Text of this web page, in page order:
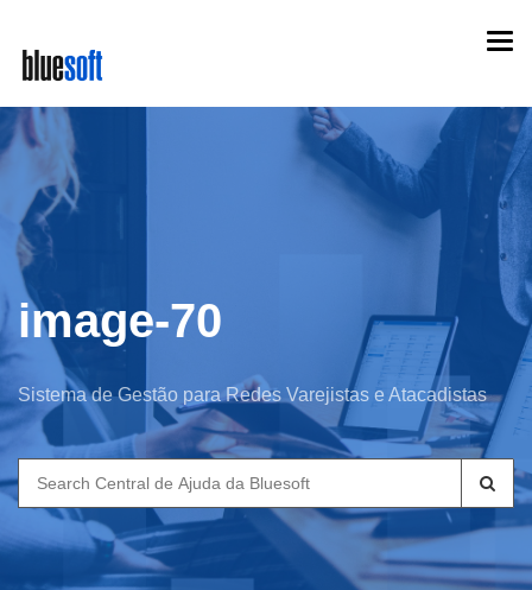
main
content
image-70
Sistema de Gestão para Redes Varejistas e Atacadistas
Search
for: